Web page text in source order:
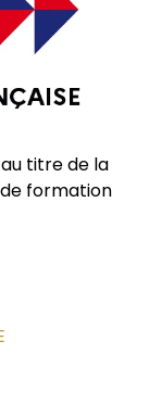
titre de la
formation